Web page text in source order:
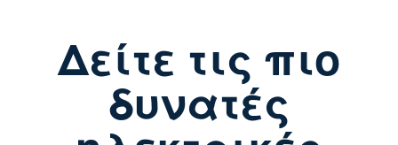
Δείτε τις πιο
δυνατές